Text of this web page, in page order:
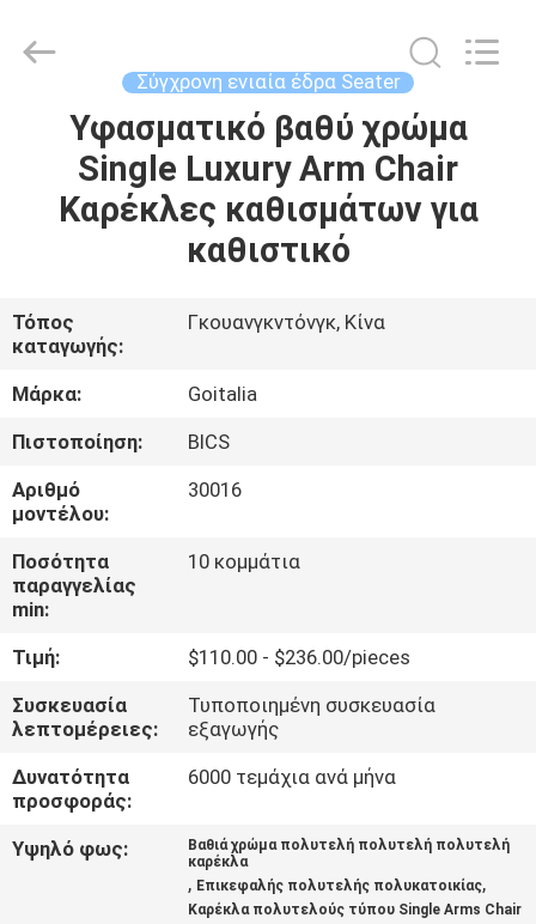
ΣΠΊΤΙ
ΠΡΟΪΌΝΤΑ
ΠΕΡΊΠΟΥ
ΕΜΕΊΣ
ΓΎΡΟΣ
ΕΡΓΟΣΤΑΣΊΩΝ
ΠΟΙΟΤΙΚΌΣ
ΕΠΑΦΉ
ΗΠΑ
ΕΙΔΉΣΕΙΣ
ΠΕΡΙΠΤΏΣΕΙΣ
Limited.
Σύγχρονη ενιαία έδρα Seater
Υφασματικό βαθύ χρώμα
Single Luxury Arm Chair
Καρέκλες καθισμάτων για
καθιστικό
Τόπος
καταγωγής:
Γκουανγκντόνγκ, Κίνα
Μάρκα:
Goitalia
Πιστοποίηση:
BICS
Αριθμό
μοντέλου:
30016
Ποσότητα
παραγγελίας
min:
10 κομμάτια
Τιμή:
$110.00 - $236.00/pieces
Συσκευασία
λεπτομέρειες:
Τυποποιημένη συσκευασία
εξαγωγής
Δυνατότητα
προσφοράς:
6000 τεμάχια ανά μήνα
Υψηλό φως:
Βαθιά χρώμα πολυτελή πολυτελή πολυτελή
καρέκλα
, Επικεφαλής πολυτελής πολυκατοικίας,
Καρέκλα πολυτελούς τύπου Single Arms Chair